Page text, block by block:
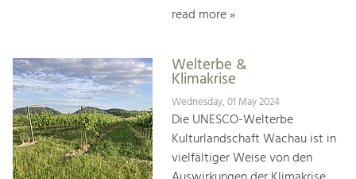
read more »
Welterbe &
Klimakrise
Wednesday, 01 May 2024
Die UNESCO-Welterbe
Kulturlandschaft Wachau ist in
vielfältiger Weise von den